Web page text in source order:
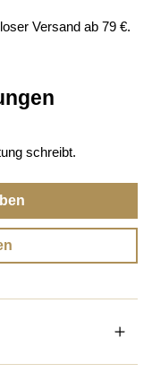
Versand ab 79 €.
schreibt.